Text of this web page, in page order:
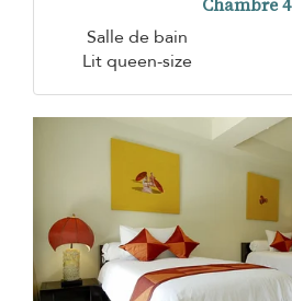
Chambre 4
Salle de bain
Lit queen-size